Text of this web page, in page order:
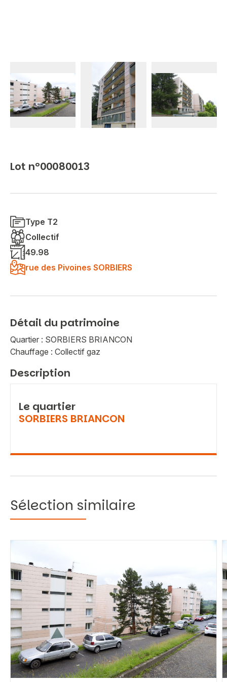
Vous recherchez&nbsp;:
Rechercher
Lot n°00080013
Type T2
Collectif
49.98
rue des Pivoines SORBIERS
Détail du patrimoine
Quartier : SORBIERS BRIANCON
Chauffage : Collectif gaz
Description
Le quartier
SORBIERS BRIANCON
Sélection similaire